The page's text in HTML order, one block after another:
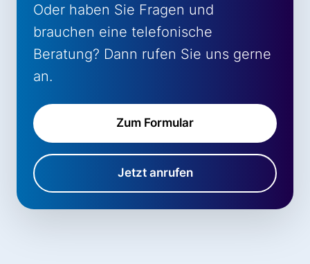
Oder haben Sie Fragen und
brauchen eine telefonische
Beratung? Dann rufen Sie uns gerne
an.
Zum Formular
Jetzt anrufen